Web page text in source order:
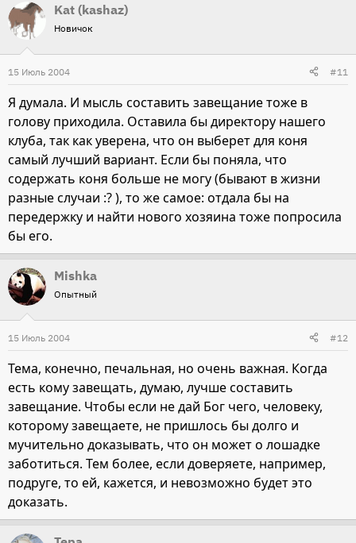
Kat (kashaz)
Новичок
15 Июль 2004 #11
Я думала. И мысль составить завещание тоже в
голову приходила. Оставила бы директору нашего
клуба, так как уверена, что он выберет для коня
самый лучший вариант. Если бы поняла, что
содержать коня больше не могу (бывают в жизни
разные случаи :? ), то же самое: отдала бы на
передержку и найти нового хозяина тоже попросила
бы его.
Mishka
Опытный
15 Июль 2004 #12
Тема, конечно, печальная, но очень важная. Когда
есть кому завещать, думаю, лучше составить
завещание. Чтобы если не дай Бог чего, человеку,
которому завещаете, не пришлось бы долго и
мучительно доказывать, что он может о лошадке
заботиться. Тем более, если доверяете, например,
подруге, то ей, кажется, и невозможно будет это
доказать.